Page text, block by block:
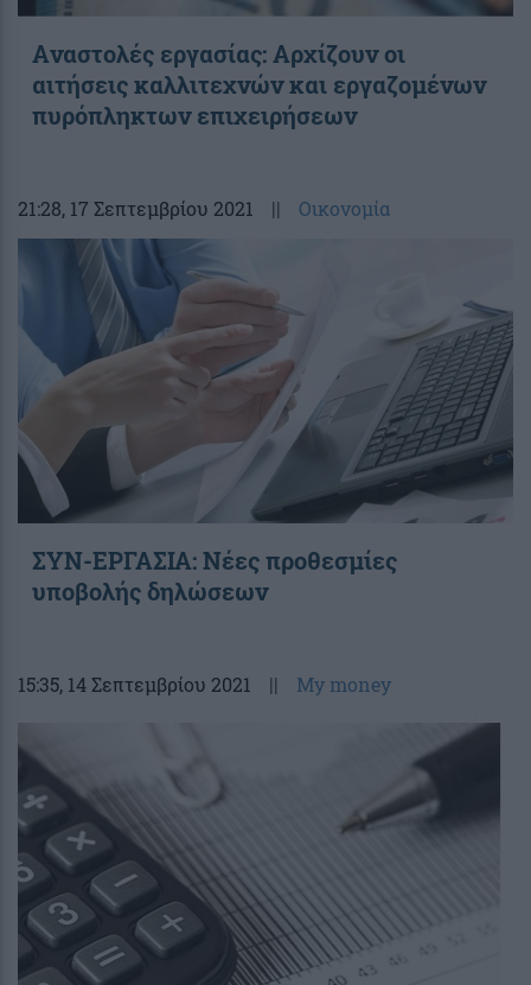
Aναστολές εργασίας: Αρχίζουν οι
αιτήσεις καλλιτεχνών και εργαζομένων
πυρόπληκτων επιχειρήσεων
21:28, 17 Σεπτεμβρίου 2021 || Οικονομία
ΣΥΝ-ΕΡΓΑΣΙΑ: Νέες προθεσμίες
υποβολής δηλώσεων
15:35, 14 Σεπτεμβρίου 2021 || My money